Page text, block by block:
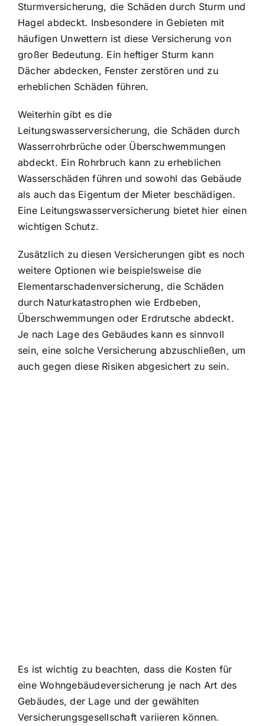
Sturmversicherung, die Schäden durch Sturm und
Hagel abdeckt. Insbesondere in Gebieten mit
häufigen Unwettern ist diese Versicherung von
großer Bedeutung. Ein heftiger Sturm kann
Dächer abdecken, Fenster zerstören und zu
erheblichen Schäden führen.
Weiterhin gibt es die
Leitungswasserversicherung, die Schäden durch
Wasserrohrbrüche oder Überschwemmungen
abdeckt. Ein Rohrbruch kann zu erheblichen
Wasserschäden führen und sowohl das Gebäude
als auch das Eigentum der Mieter beschädigen.
Eine Leitungswasserversicherung bietet hier einen
wichtigen Schutz.
Zusätzlich zu diesen Versicherungen gibt es noch
weitere Optionen wie beispielsweise die
Elementarschadenversicherung, die Schäden
durch Naturkatastrophen wie Erdbeben,
Überschwemmungen oder Erdrutsche abdeckt.
Je nach Lage des Gebäudes kann es sinnvoll
sein, eine solche Versicherung abzuschließen, um
auch gegen diese Risiken abgesichert zu sein.
Es ist wichtig zu beachten, dass die Kosten für
eine Wohngebäudeversicherung je nach Art des
Gebäudes, der Lage und der gewählten
Versicherungsgesellschaft variieren können.